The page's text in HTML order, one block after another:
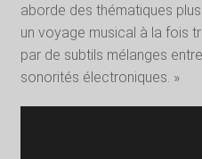
aborde des thématiques
un voyage musical à la fois
par de subtils mélanges
sonorités électroniques. »